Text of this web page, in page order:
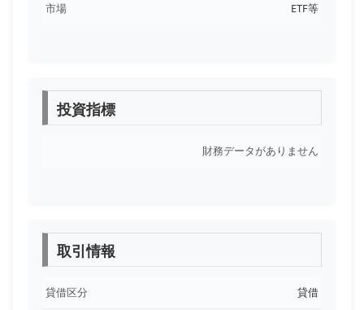
市場 ETF等
投資指標
財務データがありません
取引情報
貸借区分 貸借